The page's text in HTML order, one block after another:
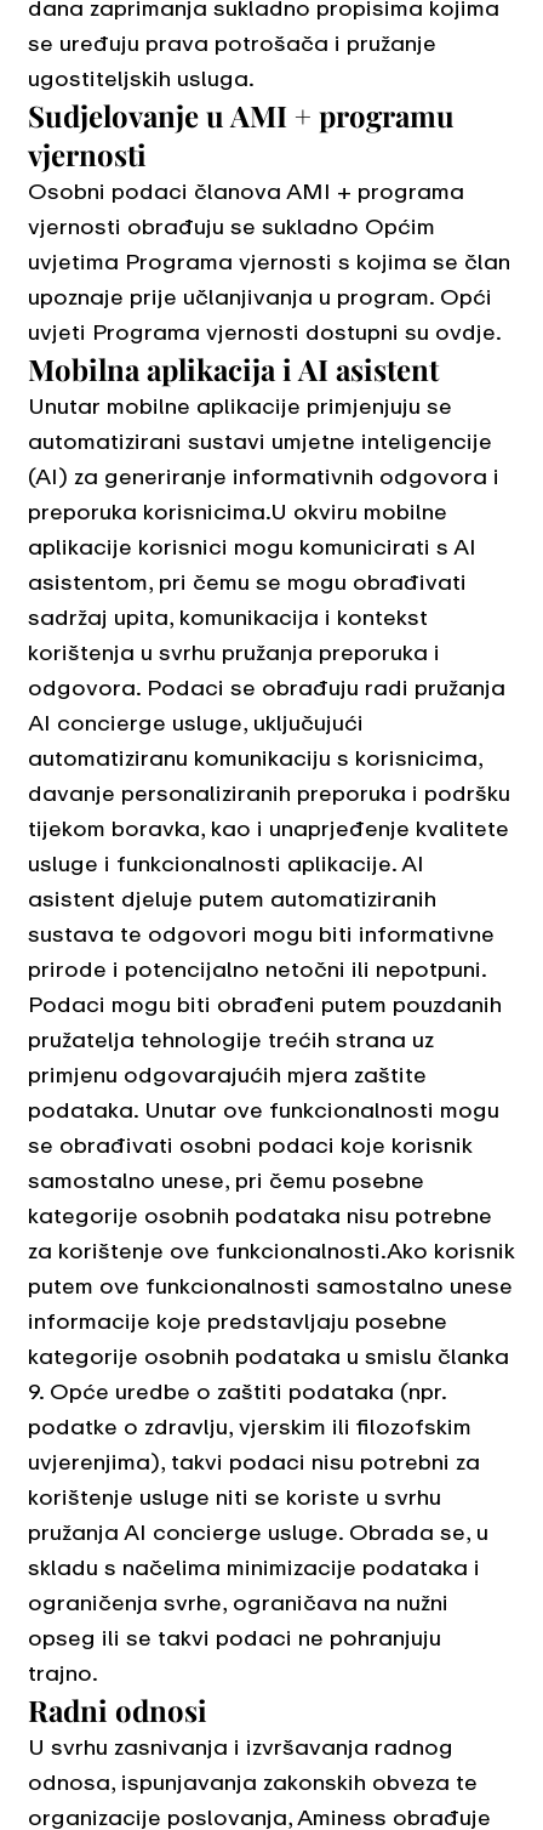
dana zaprimanja sukladno propisima kojima
se uređuju prava potrošača i pružanje
ugostiteljskih usluga.
Sudjelovanje u AMI + programu
vjernosti
Osobni podaci članova AMI + programa
vjernosti obrađuju se sukladno Općim
uvjetima Programa vjernosti s kojima se član
upoznaje prije učlanjivanja u program. Opći
uvjeti Programa vjernosti dostupni su ovdje.
Mobilna aplikacija i AI asistent
Unutar mobilne aplikacije primjenjuju se
automatizirani sustavi umjetne inteligencije
(AI) za generiranje informativnih odgovora i
preporuka korisnicima.U okviru mobilne
aplikacije korisnici mogu komunicirati s AI
asistentom, pri čemu se mogu obrađivati
sadržaj upita, komunikacija i kontekst
korištenja u svrhu pružanja preporuka i
odgovora. Podaci se obrađuju radi pružanja
AI concierge usluge, uključujući
automatiziranu komunikaciju s korisnicima,
davanje personaliziranih preporuka i podršku
tijekom boravka, kao i unaprjeđenje kvalitete
usluge i funkcionalnosti aplikacije. AI
asistent djeluje putem automatiziranih
sustava te odgovori mogu biti informativne
prirode i potencijalno netočni ili nepotpuni.
Podaci mogu biti obrađeni putem pouzdanih
pružatelja tehnologije trećih strana uz
primjenu odgovarajućih mjera zaštite
podataka. Unutar ove funkcionalnosti mogu
se obrađivati osobni podaci koje korisnik
samostalno unese, pri čemu posebne
kategorije osobnih podataka nisu potrebne
za korištenje ove funkcionalnosti.Ako korisnik
putem ove funkcionalnosti samostalno unese
informacije koje predstavljaju posebne
kategorije osobnih podataka u smislu članka
9. Opće uredbe o zaštiti podataka (npr.
podatke o zdravlju, vjerskim ili filozofskim
uvjerenjima), takvi podaci nisu potrebni za
korištenje usluge niti se koriste u svrhu
pružanja AI concierge usluge. Obrada se, u
skladu s načelima minimizacije podataka i
ograničenja svrhe, ograničava na nužni
opseg ili se takvi podaci ne pohranjuju
trajno.
Radni odnosi
U svrhu zasnivanja i izvršavanja radnog
odnosa, ispunjavanja zakonskih obveza te
organizacije poslovanja, Aminess obrađuje